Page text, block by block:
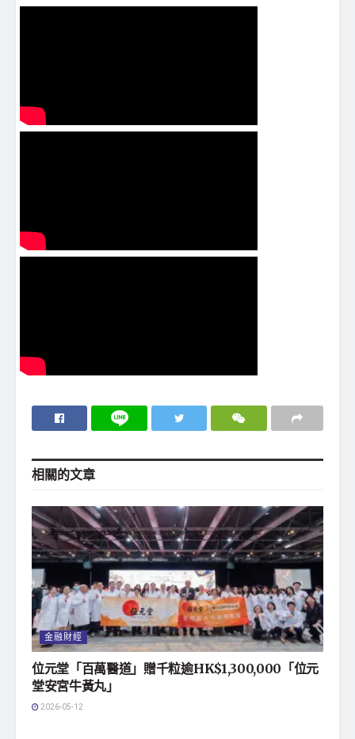
相關的文章
金融財經
位元堂「百萬醫道」贈千粒逾HK$1,300,000「位元
堂安宮牛黃丸」
2026-05-12